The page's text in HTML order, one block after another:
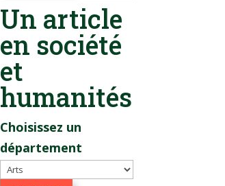
Un article
en société
et
humanités
Choisissez un
département